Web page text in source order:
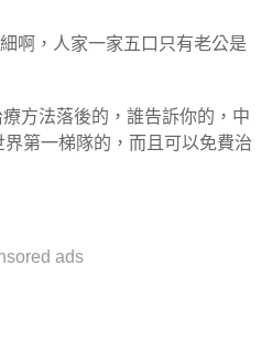
啊，人家一家五口只有老公是
方法落後的，誰告訴你的，中
第一梯隊的，而且可以免費治
ads